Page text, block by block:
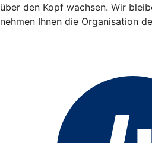
über den Kopf wachsen. Wir
nehmen Ihnen die Organisation